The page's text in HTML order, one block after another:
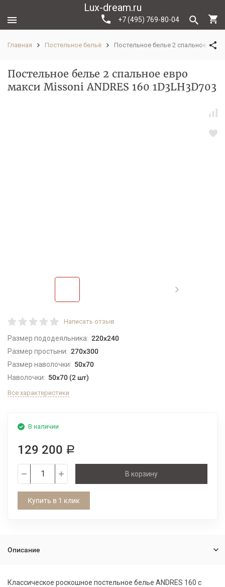
Lux-dream.ru
+7 (495) 769-80-04
Главная Постельное бельё Постельное белье 2 спальное
Постельное белье 2 спальное евро
макси Missoni ANDRES 160 1D3LH3D703
Написать отзыв
Размер пододеяльника: 220x240
Размер простыни: 270x300
Размер наволочки: 50х70
Наволочки: 50х70 (2 шт)
Все характеристики
В наличии
129 200 Р
В корзину
Купить в 1 клик
Описание
Классическое роскошное постельное белье ANDRES 160 с